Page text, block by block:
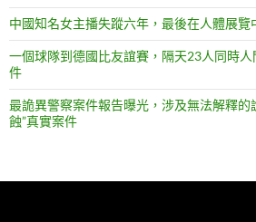
中國知名女主播失蹤六年，最後在人體展覽
一個球隊到德國比友誼賽，隔天23人同時
件
最詭異警察案件報告曝光，涉及無法解釋的
蝕”真實案件